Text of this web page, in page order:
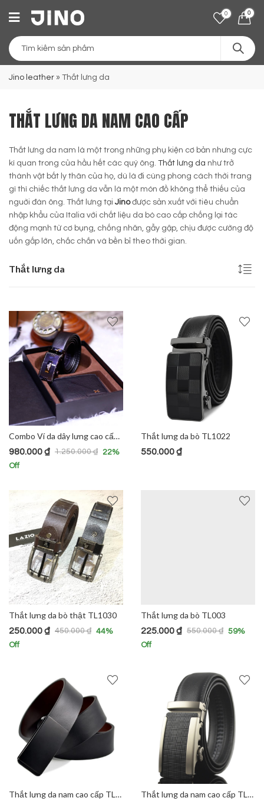
0 0
Jino leather » Thắt lưng da
THẮT LƯNG DA NAM CAO CẤP
Thắt lưng da nam là một trong những phụ kiện cơ bản nhưng cực
kì quan trong của hầu hết các quý ông. Thắt lưng da như trở
thành vật bất ly thân của họ, dù là đi cùng phong cách thời trang
gì thì chiếc thắt lưng da vẫn là một món đồ không thể thiếu của
nguời đàn ông. Thắt lưng tại Jinođược sản xuất với tiêu chuẩn
nhập khẩu của Italia với chất liệu da bò cao cấp chống lại tác
động mạnh từ cơ bụng, chống nhăn, gẫy gập, chịu được cường độ
uốn gấp lớn, chắc chắn và bền bỉ theo thời gian.
Thắt lưng da
Combo Ví da dây lưng cao cấp TL1017
1.250.000₫
980.000₫ 22%
Off
Thắt lưng da bò TL1022
550.000₫
Thắt lưng da bò thật TL1030
450.000₫
250.000₫ 44%
Off
Thắt lưng da bò TL003
550.000₫
225.000₫ 59%
Off
Thắt lưng da nam cao cấp TL1008 Thắt lưng da nam cao cấp TL1009